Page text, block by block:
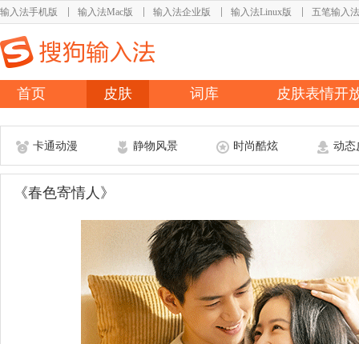
输入法手机版 输入法Mac版 输入法企业版 输入法Linux版 五笔输入法
首页 皮肤 词库 皮肤表情开
卡通动漫 静物风景 时尚酷炫 动态
《春色寄情人》